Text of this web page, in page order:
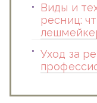
Виды и
ресниц:
Уход за